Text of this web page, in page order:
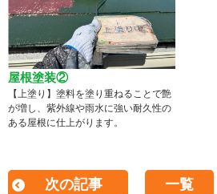
屋根塗装②
【上塗り】塗料を塗り重ねることで艶
が増し、紫外線や雨水に強い耐久性の
ある屋根に仕上がります。
次の記事 一覧